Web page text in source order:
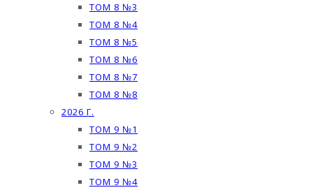
ТОМ 8 №3
ТОМ 8 №4
ТОМ 8 №5
ТОМ 8 №6
ТОМ 8 №7
ТОМ 8 №8
2026 Г.
ТОМ 9 №1
ТОМ 9 №2
ТОМ 9 №3
ТОМ 9 №4